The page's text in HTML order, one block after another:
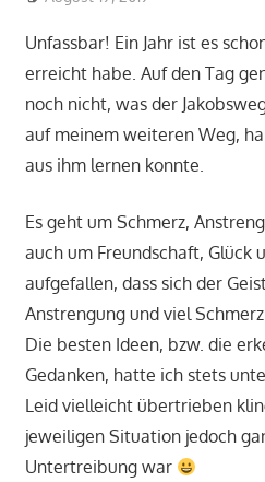
Unfassbar! Ein Jahr ist es
erreicht habe. Auf den Tag
noch nicht, was der
auf meinem weiteren Weg,
aus ihm lernen konnte.
Es geht um Schmerz,
auch um Freundschaft, Glück
aufgefallen, dass sich der
Anstrengung und viel
Die besten Ideen, bzw. die
Gedanken, hatte ich stets
Leid vielleicht übertrieben
jeweiligen Situation jedoch
Untertreibung war